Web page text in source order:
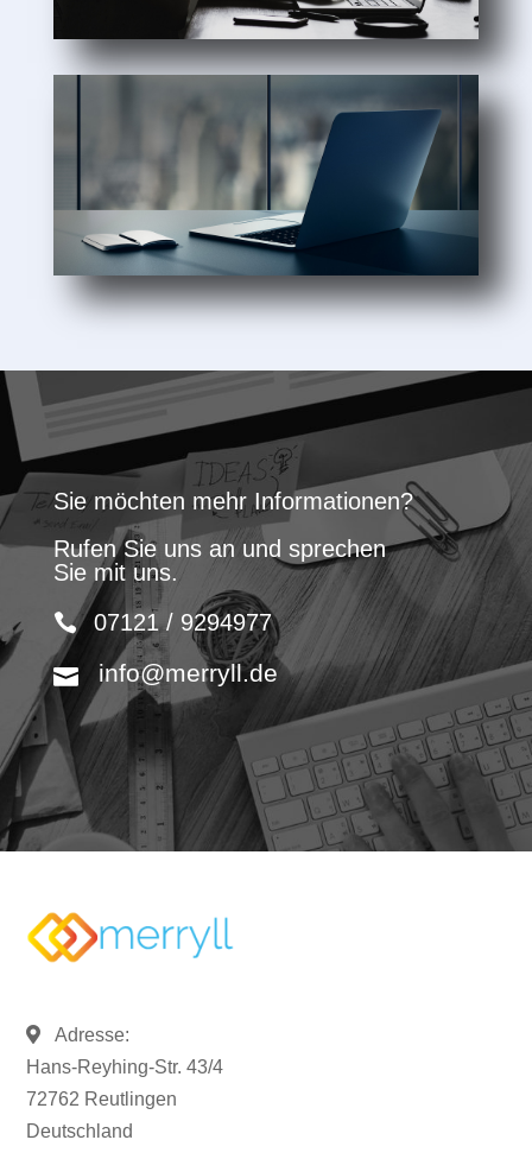
Sie möchten mehr Informationen?
Rufen Sie uns an und sprechen
Sie mit uns.
07121 / 9294977
info@merryll.de
Adresse:
Hans-Reyhing-Str. 43/4
72762 Reutlingen
Deutschland